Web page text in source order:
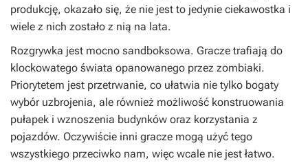
produkcję, okazało się, że nie jest to jedynie ciekawostka i
wiele z nich zostało z nią na lata.
Rozgrywka jest mocno sandboksowa. Gracze trafiają do
klockowatego świata opanowanego przez zombiaki.
Priorytetem jest przetrwanie, co ułatwia nie tylko bogaty
wybór uzbrojenia, ale również możliwość konstruowania
pułapek i wznoszenia budynków oraz korzystania z
pojazdów. Oczywiście inni gracze mogą użyć tego
wszystkiego przeciwko nam, więc wcale nie jest łatwo.